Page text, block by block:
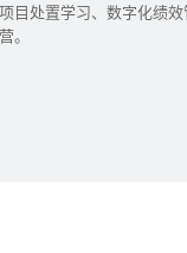
目处置学习、数字化绩
。